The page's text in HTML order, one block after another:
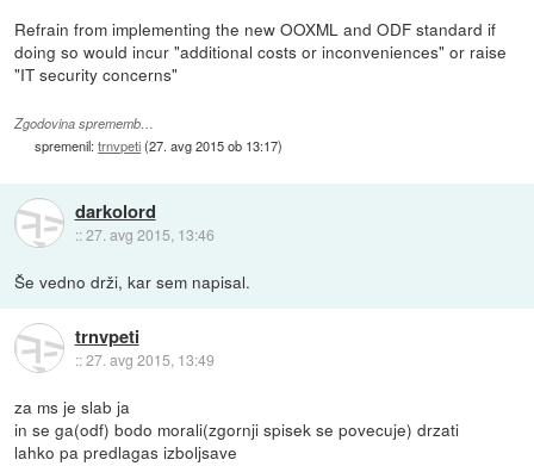
Refrain from implementing the new OOXML and ODF standard if
doing so would incur "additional costs or inconveniences" or raise
"IT security concerns"
Zgodovina sprememb…
spremenil:trnvpeti(27. avg 2015 ob 13:17)
darkolord
::27. avg 2015, 13:46
Še vedno drži, kar sem napisal.
trnvpeti
::27. avg 2015, 13:49
za ms je slab ja
in se ga(odf) bodo morali(zgornji spisek se povecuje) drzati
lahko pa predlagas izboljsave